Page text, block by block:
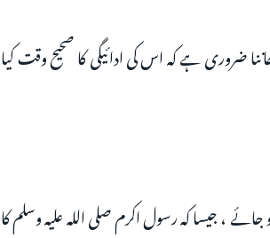
ضروری ہے کہ اس کی ادائیگی کا صحیح وقت کیا
، جیسا کہ رسول اکرم صلی اللہ علیہ وسلم کا